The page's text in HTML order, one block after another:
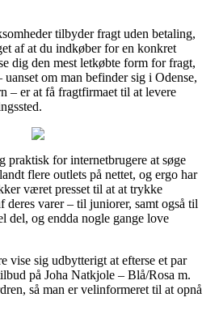
tilbyder fragt uden betaling,
af at du indkøber for en konkret
dig den mest letkøbte form for fragt,
om man befinder sig i Odense,
– er at få fragtfirmaet til at levere
praktisk for internetbrugere at søge
flere outlets på nettet, og ergo har
været presset til at at trykke
deres varer – til juniorer, samt også til
del, og endda nogle gange love
vise sig udbytterigt at efterse et par
på Joha Natkjole – Blå/Rosa m.
så man er velinformeret til at opnå